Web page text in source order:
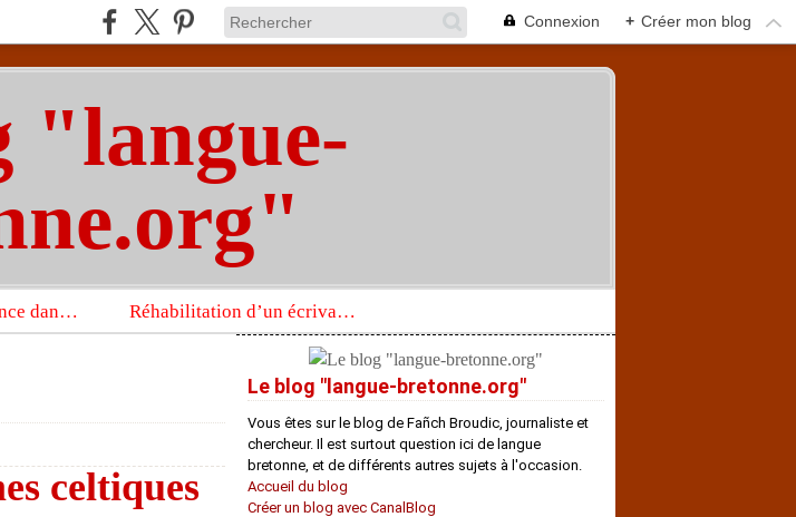
Connexion + Créer mon blog
"langue-
Les langues de France dans un imposant ouvrage sur la langue française que publient les Presses universitaires d’Oxford Réhabilitation d’un écrivain de langue bretonne aujourd’hui mal connu et méconnu
celtiques
Le blog "langue-bretonne.org"
Vous êtes sur le blog de Fañch Broudic, journaliste et
chercheur. Il est surtout question ici de langue
bretonne, et de différents autres sujets à l'occasion.
Accueil du blog
Créer un blog avec CanalBlog